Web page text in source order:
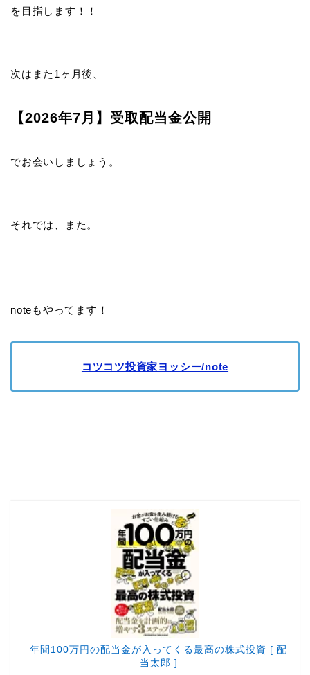
を目指します！！
次はまた1ヶ月後、
【2026年7月】受取配当金公開
でお会いしましょう。
それでは、また。
noteもやってます！
コツコツ投資家ヨッシー/note
年間100万円の配当金が入ってくる最高の株式投資 [ 配
当太郎 ]